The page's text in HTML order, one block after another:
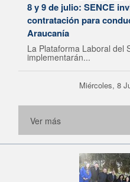
8 y 9 de julio: SENCE
contratación para
Araucanía
La Plataforma Laboral del
implementarán...
Miércoles, 8
Ver más